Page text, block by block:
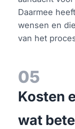
Daarmee
wensen en
van het
05
Kosten
wat